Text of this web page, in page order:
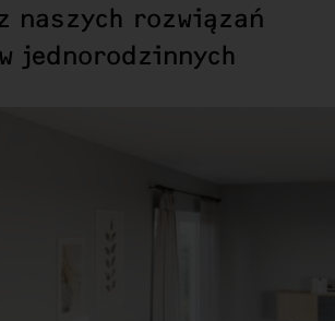
naszych rozwiązań
jednorodzinnych